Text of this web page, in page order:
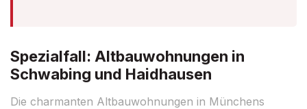
Spezialfall: Altbauwohnungen in
Schwabing und Haidhausen
Die charmanten Altbauwohnungen in Münchens